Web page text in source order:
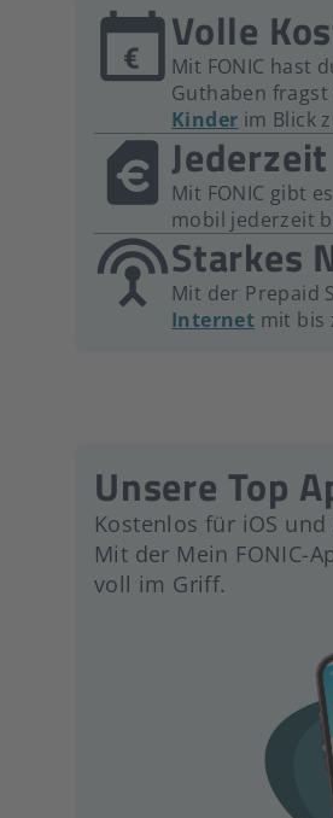
Volle
Mit FONIC hast
Guthaben
Kinder im Blick
Mit FONIC gibt
mobil jederzeit
Starkes
Mit der Prepaid
Internet mit bis
Unsere Top
Kostenlos für iOS
Mit der Mein FONIC-
voll im Griff.